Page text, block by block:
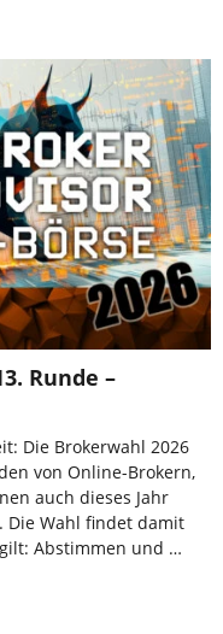
Runde –
Die Brokerwahl 2026
von Online-Brokern,
auch dieses Jahr
Wahl findet damit
Abstimmen und …